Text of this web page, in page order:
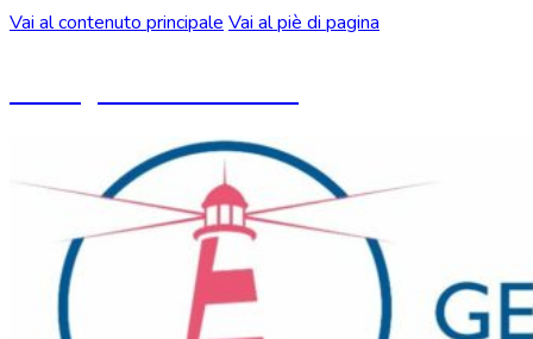
Vai al contenuto principale Vai al piè di pagina